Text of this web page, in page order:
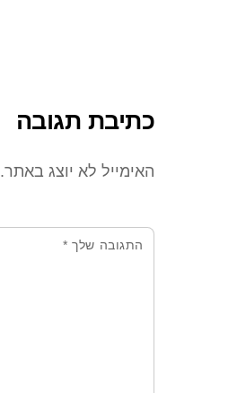
כתיבת תגובה
האימייל לא יוצג באתר.
התגובה שלך *